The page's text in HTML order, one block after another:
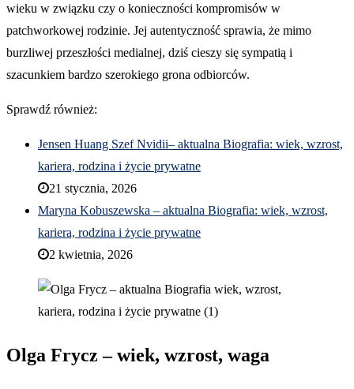
wieku w związku czy o konieczności kompromisów w
patchworkowej rodzinie. Jej autentyczność sprawia, że mimo
burzliwej przeszłości medialnej, dziś cieszy się sympatią i
szacunkiem bardzo szerokiego grona odbiorców.
Sprawdź również:
Jensen Huang Szef Nvidii– aktualna Biografia: wiek, wzrost,
kariera, rodzina i życie prywatne
21 stycznia, 2026
Maryna Kobuszewska – aktualna Biografia: wiek, wzrost,
kariera, rodzina i życie prywatne
2 kwietnia, 2026
Olga Frycz – wiek, wzrost, waga